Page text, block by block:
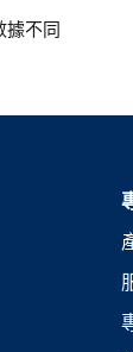
據不同